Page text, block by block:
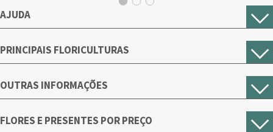
AJUDA
PRINCIPAIS FLORICULTURAS
OUTRAS INFORMAÇÕES
FLORES E PRESENTES POR PREÇO